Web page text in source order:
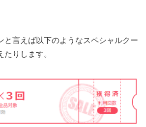
と言えば以下のようなスペシャルクー
りします。